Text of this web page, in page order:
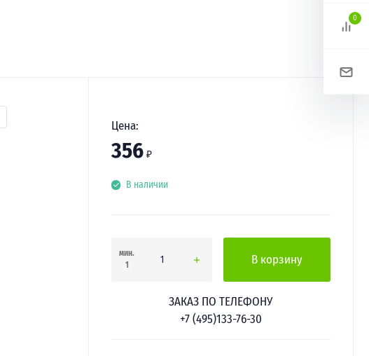
Цена:
356 ₽
В наличии
мин.
1
В корзину
ЗАКАЗ ПО ТЕЛЕФОНУ
+7 (495)133-76-30
0